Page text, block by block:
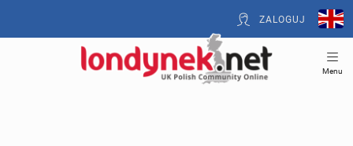
ZALOGUJ
Menu